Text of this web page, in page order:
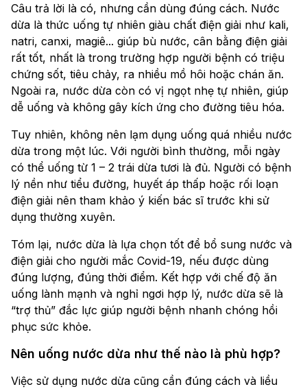
Câu trả lời là có, nhưng cần dùng đúng cách. Nước
dừa là thức uống tự nhiên giàu chất điện giải như kali,
natri, canxi, magiê... giúp bù nước, cân bằng điện giải
rất tốt, nhất là trong trường hợp người bệnh có triệu
chứng sốt, tiêu chảy, ra nhiều mồ hôi hoặc chán ăn.
Ngoài ra, nước dừa còn có vị ngọt nhẹ tự nhiên, giúp
dễ uống và không gây kích ứng cho đường tiêu hóa.
Tuy nhiên, không nên lạm dụng uống quá nhiều nước
dừa trong một lúc. Với người bình thường, mỗi ngày
có thể uống từ 1 – 2 trái dừa tươi là đủ. Người có bệnh
lý nền như tiểu đường, huyết áp thấp hoặc rối loạn
điện giải nên tham khảo ý kiến bác sĩ trước khi sử
dụng thường xuyên.
Tóm lại, nước dừa là lựa chọn tốt để bổ sung nước và
điện giải cho người mắc Covid-19, nếu được dùng
đúng lượng, đúng thời điểm. Kết hợp với chế độ ăn
uống lành mạnh và nghỉ ngơi hợp lý, nước dừa sẽ là
“trợ thủ” đắc lực giúp người bệnh nhanh chóng hồi
phục sức khỏe.
Nên uống nước dừa như thế nào là phù hợp?
Việc sử dụng nước dừa cũng cần đúng cách và liều